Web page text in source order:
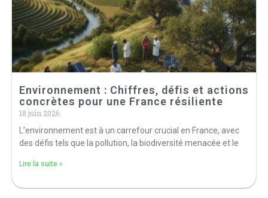
Environnement : Chiffres, défis et actions
concrètes pour une France résiliente
18 juin 2026
L’environnement est à un carrefour crucial en France, avec
des défis tels que la pollution, la biodiversité menacée et le
Lire la suite »